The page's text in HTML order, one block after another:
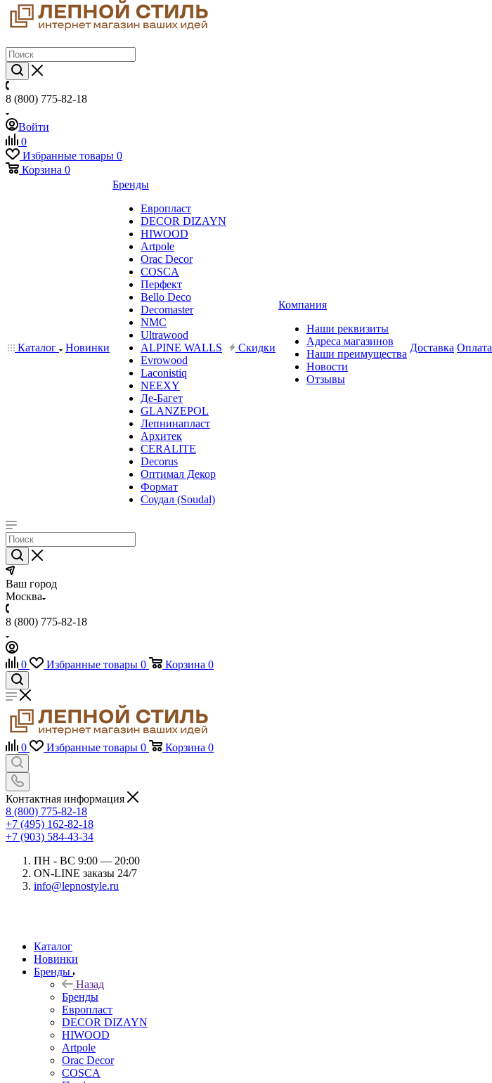
8 (800) 775-82-18
Войти
0
Избранные товары 0
Корзина 0
Каталог Новинки
Бренды
Европласт
DECOR DIZAYN
HIWOOD
Artpole
Orac Decor
COSCA
Перфект
Bello Deco
Decomaster
NMС
Ultrawood
ALPINE WALLS
Evrowood
Laconistiq
NEEXY
Де-Багет
GLANZEPOL
Лепнинапласт
Архитек
CERALITE
Decorus
Оптимал Декор
Формат
Соудал (Soudal)
Скидки
Компания
Наши реквизиты
Адреса магазинов
Наши преимущества
Новости
Отзывы
Доставка Оплата
Ваш город
Москва
8 (800) 775-82-18
0 Избранные товары 0 Корзина 0
0 Избранные товары 0 Корзина 0
Контактная информация
8 (800) 775-82-18
+7 (495) 162-82-18
+7 (903) 584-43-34
ПН - ВС 9:00 — 20:00
ON-LINE заказы 24/7
info@lepnostyle.ru
Каталог
Новинки
Бренды
Назад
Бренды
Европласт
DECOR DIZAYN
HIWOOD
Artpole
Orac Decor
COSCA